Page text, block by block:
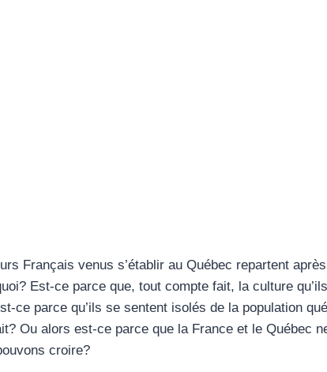
Français venus s’établir au Québec repartent
Est-ce parce que, tout compte fait, la culture
ce parce qu’ils se sentent isolés de la population
Ou alors est-ce parce que la France et le Québec
croire?